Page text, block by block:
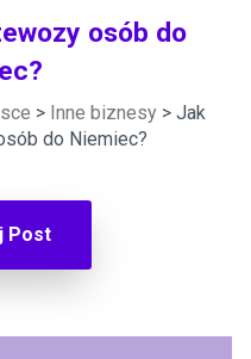
osób do
> Inne biznesy> Jak
do Niemiec?
Post